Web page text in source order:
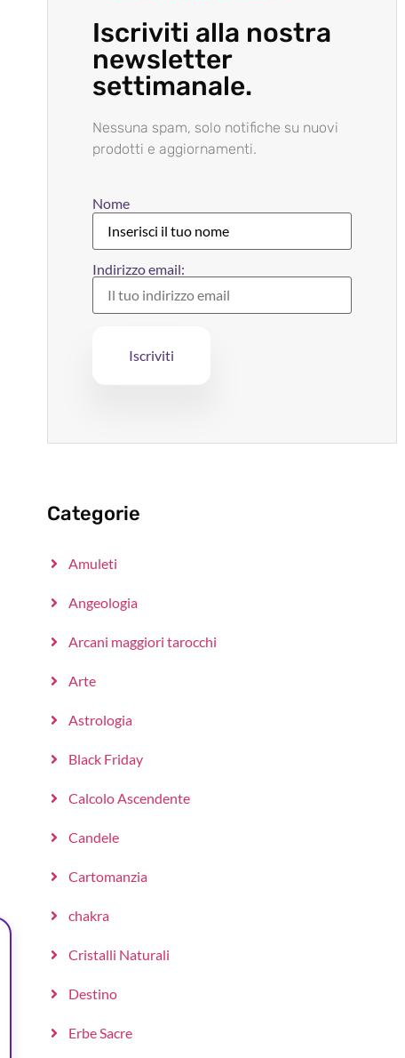
Iscriviti alla nostra
newsletter
settimanale.
Nessuna spam, solo notifiche su nuovi
prodotti e aggiornamenti.
Nome
Indirizzo email:
Categorie
Amuleti
Angeologia
Arcani maggiori tarocchi
Arte
Astrologia
Black Friday
Calcolo Ascendente
Candele
Cartomanzia
chakra
Cristalli Naturali
Destino
Erbe Sacre